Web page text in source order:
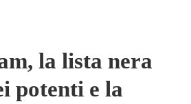
la lista nera
potenti e la